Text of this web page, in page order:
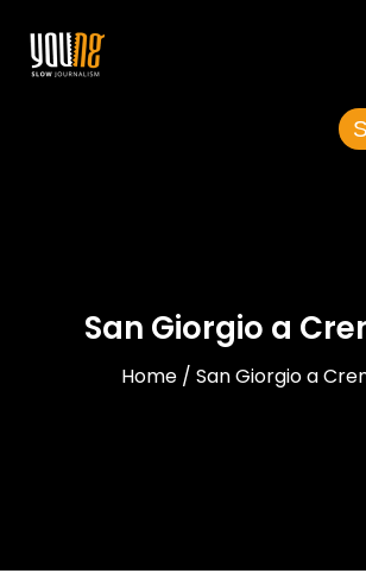
San Giorgio a
Home / San Giorgio a